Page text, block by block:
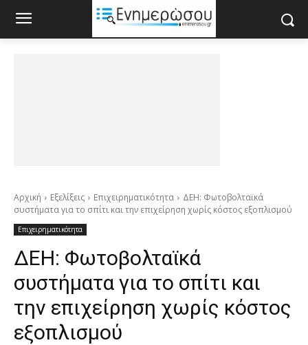
Αρχική Εξελίξεις Επιχειρηματικότητα
ΔΕΗ: Φωτοβολταϊκά
συστήματα για το σπίτι και την επιχείρηση χωρίς κόστος εξοπλισμού
Επιχειρηματικότητα
ΔΕΗ: Φωτοβολταϊκά
συστήματα για το σπίτι και
την επιχείρηση χωρίς κόστος
εξοπλισμού